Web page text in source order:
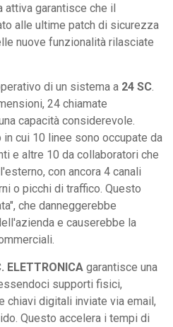
attiva garantisce che il
alle ultime patch di sicurezza
nuove funzionalità rilasciate
di un sistema a 24 SC.
24 chiamate
capacità considerevole.
cui 10 linee sono occupate da
e altre 10 da collaboratori che
con ancora 4 canali
o picchi di traffico. Questo
che danneggerebbe
e causerebbe la
ELETTRONICA garantisce una
supporti fisici,
chiavi digitali inviate via email,
Questo accelera i tempi di